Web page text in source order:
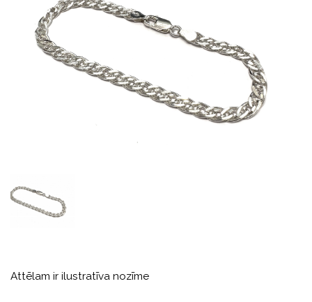
Attēlam ir ilustratīva nozīme